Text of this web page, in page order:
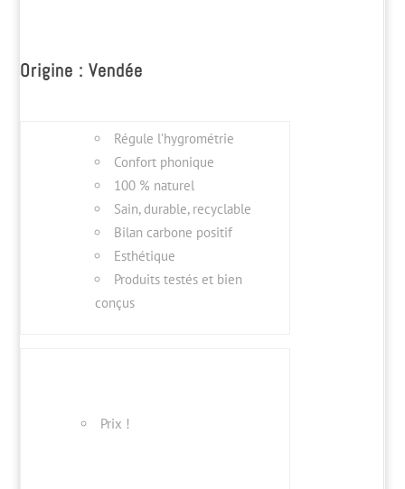
Origine : Vendée
Régule l’hygrométrie
Confort phonique
100 % naturel
Sain, durable, recyclable
Bilan carbone positif
Esthétique
Produits testés et bien
conçus
Prix !